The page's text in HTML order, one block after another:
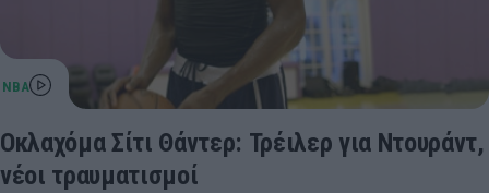
Οκλαχόμα Σίτι Θάντερ: Τρέιλερ για Ντουράντ,
νέοι τραυματισμοί